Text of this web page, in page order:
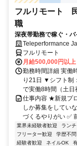
フルリモート
職
深夜帯勤務で稼ぐ・
Teleperformance
フルリモート
月給500,000円以上
勤務時間詳細 実働
り21日 ▼シフト制
で実働8時間（土日
仕事内容 ★新規プ
しか募集をしてい
づくるやりがい ✅
業界未経験者歓迎 ラン
フリーター歓迎
学歴不問
経験者歓迎
ネイルOK